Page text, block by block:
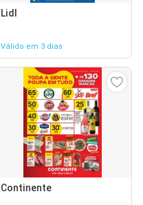
Lidl
Válido em 3 dias
Continente